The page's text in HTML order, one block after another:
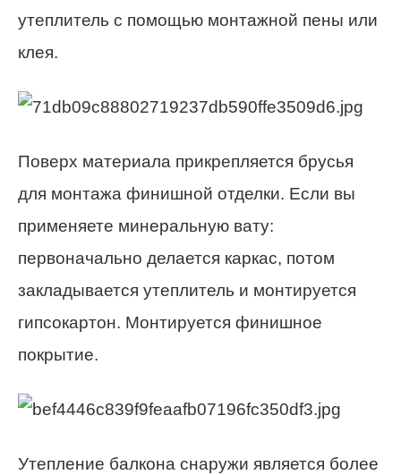
утеплитель с помощью монтажной пены или
клея.
Поверх материала прикрепляется брусья
для монтажа финишной отделки. Если вы
применяете минеральную вату:
первоначально делается каркас, потом
закладывается утеплитель и монтируется
гипсокартон. Монтируется финишное
покрытие.
Утепление балкона снаружи является более